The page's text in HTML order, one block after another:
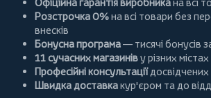
Розстрочка 0%на всі товари без
внесків
Бонусна програма— тисячі бонусів
11 сучасних магазиніву різних
Професійні консультаціїдосвідчених
Швидка доставкакур'єром та до